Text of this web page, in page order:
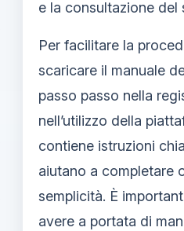
e la consultazione del
Per facilitare la
scaricare il manuale
passo passo nella
nell’utilizzo della
contiene istruzioni
aiutano a completare
semplicità. È
avere a portata di